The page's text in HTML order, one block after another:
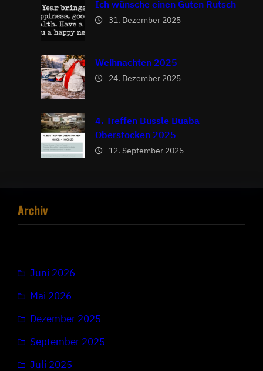
Ich wünsche einen Guten Rutsch
31. Dezember 2025
Weihnachten 2025
24. Dezember 2025
4. Treffen Bussle Buaba
Oberstocken 2025
12. September 2025
Archiv
Juni 2026
Mai 2026
Dezember 2025
September 2025
Juli 2025